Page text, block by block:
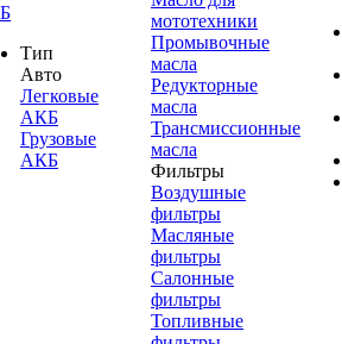
Тип
Авто
Легковые
АКБ
Грузовые
АКБ
мототехники
Промывочные
масла
Редукторные
масла
Трансмиссионные
масла
Фильтры
Воздушные
фильтры
Масляные
фильтры
Салонные
фильтры
Топливные